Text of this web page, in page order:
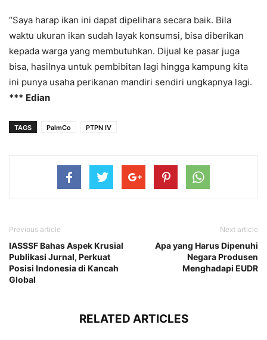
“Saya harap ikan ini dapat dipelihara secara baik. Bila
waktu ukuran ikan sudah layak konsumsi, bisa diberikan
kepada warga yang membutuhkan. Dijual ke pasar juga
bisa, hasilnya untuk pembibitan lagi hingga kampung kita
ini punya usaha perikanan mandiri sendiri ungkapnya lagi.
*** Edian
TAGS PalmCo PTPN IV
Previous article
IASSSF Bahas Aspek Krusial
Publikasi Jurnal, Perkuat
Posisi Indonesia di Kancah
Global
Next article
Apa yang Harus Dipenuhi
Negara Produsen
Menghadapi EUDR
RELATED ARTICLES